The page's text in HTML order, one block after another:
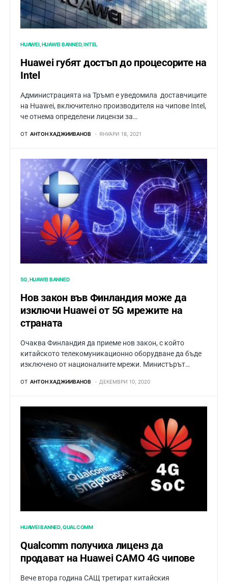
HUAWEI HUAWEI BANNED INTEL
Huawei губят достъп до процесорите на
Intel
Администрацията на Тръмп е уведомила доставчиците
на Huawei, включително производителя на чипове Intel,
че отнема определени лицензи за…
ОТ АНТОН ХАДЖИИВАНОВ ЯНУАРИ 18, 2021
5G HUAWEI BANNED
Нов закон във Финландия може да
изключи Huawei от 5G мрежите на
страната
Очаква Финландия да приеме нов закон, с който
китайското телекомуникационно оборудване да бъде
изключено от националните мрежи. Министърът…
ОТ АНТОН ХАДЖИИВАНОВ ДЕКЕМВРИ 10, 2020
HUAWEI BANNED QUALCOMM
Qualcomm получиха лиценз да
продават на Huawei САМО 4G чипове
Вече втора година САЩ третират китайския